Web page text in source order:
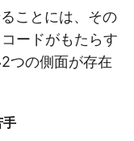
ことには、その
ードがもたらす
つの側面が存在
手